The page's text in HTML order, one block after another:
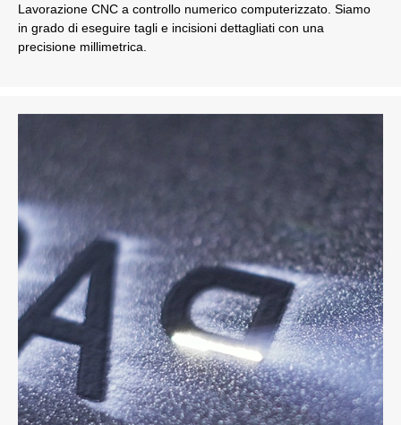
Lavorazione CNC a controllo numerico computerizzato. Siamo
in grado di eseguire tagli e incisioni dettagliati con una
precisione millimetrica.